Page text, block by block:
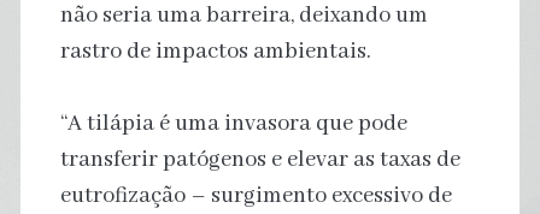
não seria uma barreira, deixando um
rastro de impactos ambientais.
“A tilápia é uma invasora que pode
transferir patógenos e elevar as taxas de
eutrofização – surgimento excessivo de